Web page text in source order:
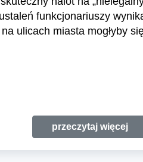
funkcjonariuszy
ulicach miasta mogłyby
przeczytaj więcej